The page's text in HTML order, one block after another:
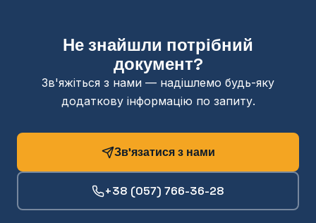
Не знайшли потрібний
документ?
Зв'яжіться з нами — надішлемо будь-яку
додаткову інформацію по запиту.
Зв'язатися з нами
+38 (057) 766-36-28